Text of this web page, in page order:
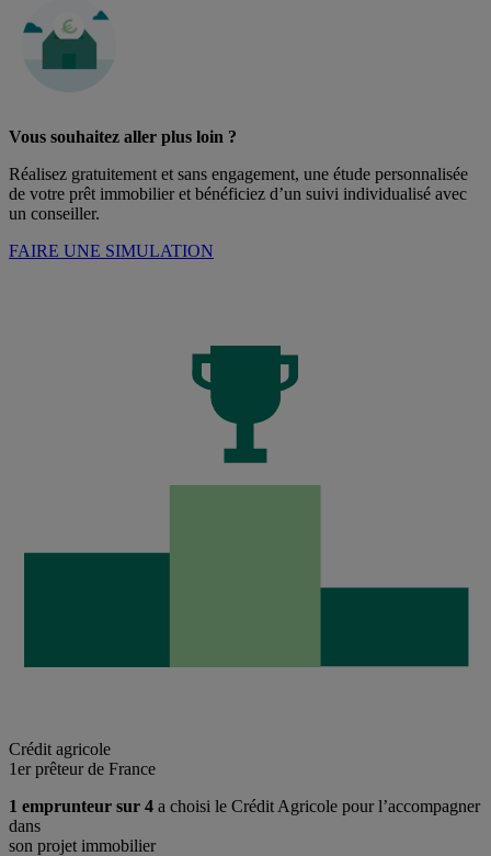
Vous souhaitez aller plus loin ?
Réalisez gratuitement et sans engagement, une étude personnalisée
de votre prêt immobilier et bénéficiez d’un suivi individualisé avec
un conseiller.
FAIRE UNE SIMULATION
Crédit agricole
1er prêteur de France
1 emprunteur sur 4 a choisi le Crédit Agricole pour l’accompagner
dans
son projet immobilier